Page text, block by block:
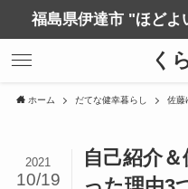
福島県伊達市 "ほどよ
く
ホーム だてな健幸暮らし 佐藤
自己紹介
2021
10/19